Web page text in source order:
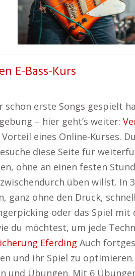
E-Bass-Kurs
erste Songs gespielt
– hier geht’s weiter:
eines Online-Kurses.
diese Seite für
ohne an einen festen
üben willst.
ganz ohne den Druck,
oder das Spiel
du möchtest, um jede
Eferding Auch
und ihr Spiel zu
und Übungen. Mit 6